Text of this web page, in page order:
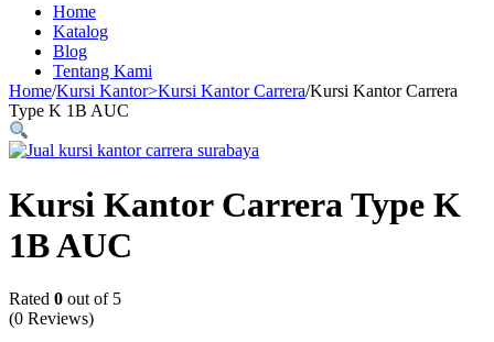
Home
Katalog
Blog
Tentang Kami
Home/Kursi Kantor>Kursi Kantor Carrera/Kursi Kantor Carrera
Type K 1B AUC
Kursi Kantor Carrera Type K
1B AUC
Rated 0 out of 5
(0 Reviews)